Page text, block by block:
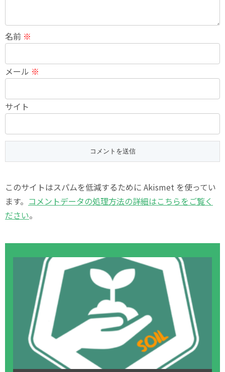
名前 ※
メール ※
サイト
このサイトはスパムを低減するために Akismet を使ってい
ます。 コメントデータの処理方法の詳細はこちらをご覧く
ださい。